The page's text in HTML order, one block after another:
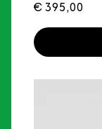
€ 395,00